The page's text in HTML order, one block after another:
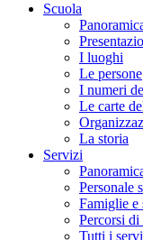
Scuola
I luoghi
Le persone
I numeri
Le carte
La storia
Servizi
Personale
Famiglie e
Percorsi di
Tutti i